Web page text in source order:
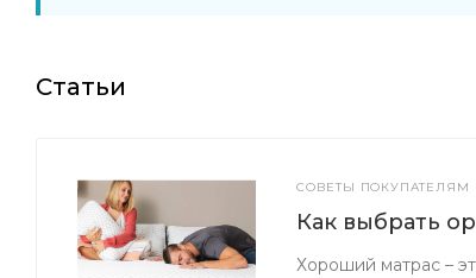
Статьи
СОВЕТЫ ПОКУПАТЕЛЯМ
Как выбрать
Хороший матрас –